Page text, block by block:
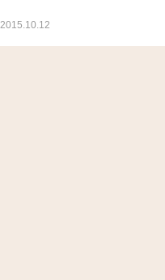
2015.10.12